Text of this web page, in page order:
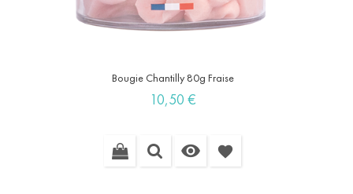
Bougie Chantilly 80g Fraise
Prix
10,50 €
 favorite